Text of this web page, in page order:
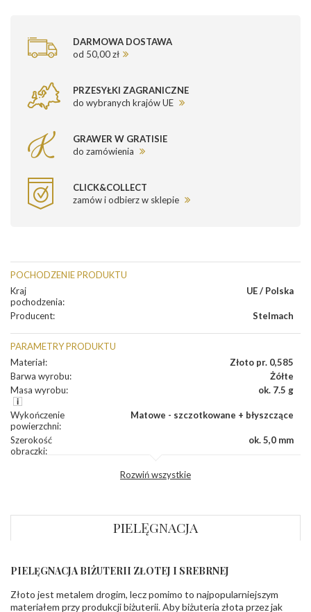
DARMOWA DOSTAWA
od 50,00 zł
PRZESYŁKI ZAGRANICZNE
do wybranych krajów UE
GRAWER W GRATISIE
do zamówienia
CLICK&COLLECT
zamów i odbierz w sklepie
POCHODZENIE PRODUKTU
Kraj
pochodzenia:
UE / Polska
Producent: Stelmach
PARAMETRY PRODUKTU
Materiał:
Złoto pr. 0,585
Barwa wyrobu:
Żółte
Masa wyrobu: ok. 7.5 g
Wykończenie
powierzchni:
Matowe - szczotkowane + błyszczące
Szerokość
obrączki:
ok. 5,0 mm
INNE PARAMETRY
Producent
odpowiedzialny:
PZ Stelmach Sp. z o.o. ul. Północna 22 45-805
Opole; NIP 7542889545; Tel. +48 77 54 90 100;
Rozwiń wszystkie
PIELĘGNACJA
PIELĘGNACJA BIŻUTERII ZŁOTEJ I SREBRNEJ
Złoto jest metalem drogim, lecz pomimo to najpopularniejszym
materiałem przy produkcji biżuterii. Aby biżuteria złota przez jak